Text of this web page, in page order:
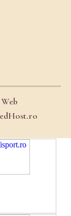
Web